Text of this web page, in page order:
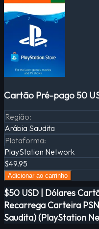
Cartão Pré-pago 50
Região:
Arábia Saudita
Plataforma:
PlayStation Network
$49.95
Adicionar ao carrinho
$50 USD | Dólares
Recarrega Carteira
Saudita) (PlayStation